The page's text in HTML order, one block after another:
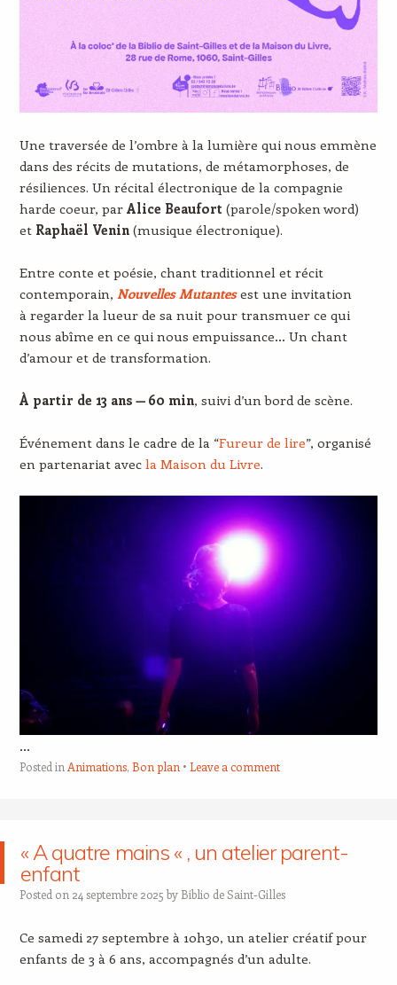
Une traversée de l’ombre à la lumière qui nous emmène
dans des récits de mutations, de métamorphoses, de
résiliences. Un récital électronique de la compagnie
harde coeur, par Alice Beaufort (parole/spoken word)
et Raphaël Venin(musique électronique).
Entre conte et poésie, chant traditionnel et récit
contemporain, Nouvelles Mutantesest une invitation
à regarder la lueur de sa nuit pour transmuer ce qui
nous abîme en ce qui nous empuissance… Un chant
d’amour et de transformation.
À partir de 13 ans — 60 min, suivi d’un bord de scène.
Événement dans le cadre de la “Fureur de lire”, organisé
en partenariat avec la Maison du Livre.
…
Posted in Animations, Bon plan Leave a comment
« A quatre mains « , un atelier parent-
enfant
Posted on 24 septembre 2025 by Biblio de Saint-Gilles
Ce samedi 27 septembre à 10h30, un atelier créatif pour
enfants de 3 à 6 ans, accompagnés d’un adulte.